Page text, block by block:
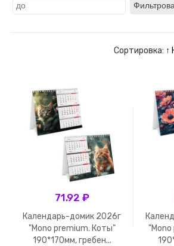
Сортировка: ↑
71.92 ₽
Календарь-домик 2026г
"Mono premium. Коты"
190*170мм, гребен...